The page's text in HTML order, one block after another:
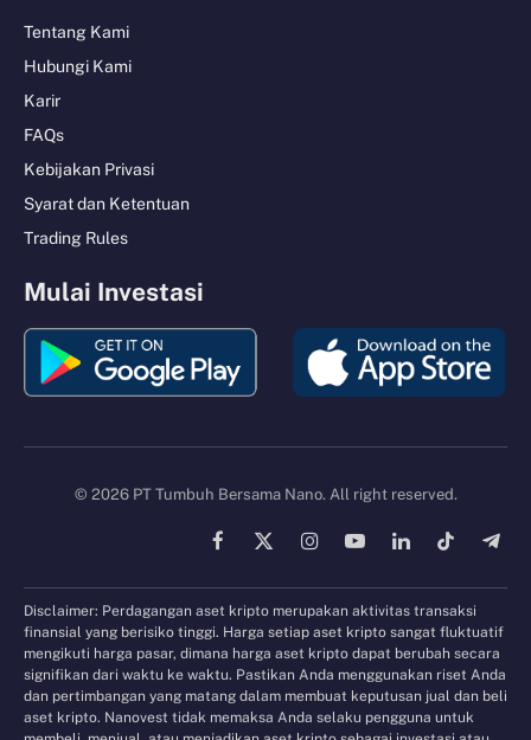
Tentang Kami
Hubungi Kami
Karir
FAQs
Kebijakan Privasi
Syarat dan Ketentuan
Trading Rules
Mulai Investasi
© 2026 PT Tumbuh Bersama Nano. All right reserved.
Facebook
X
InstagramYouTubeLinkedInTikTok
Disclaimer: Perdagangan aset kripto merupakan aktivitas transaksi
finansial yang berisiko tinggi. Harga setiap aset kripto sangat fluktuatif
mengikuti harga pasar, dimana harga aset kripto dapat berubah secara
signifikan dari waktu ke waktu. Pastikan Anda menggunakan riset Anda
dan pertimbangan yang matang dalam membuat keputusan jual dan beli
aset kripto. Nanovest tidak memaksa Anda selaku pengguna untuk